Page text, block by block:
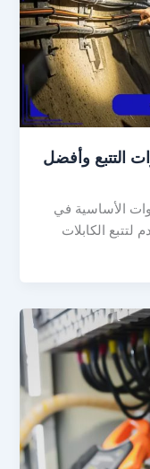
التتبع وأفضل
الأساسية في
لتتبع الكابلات